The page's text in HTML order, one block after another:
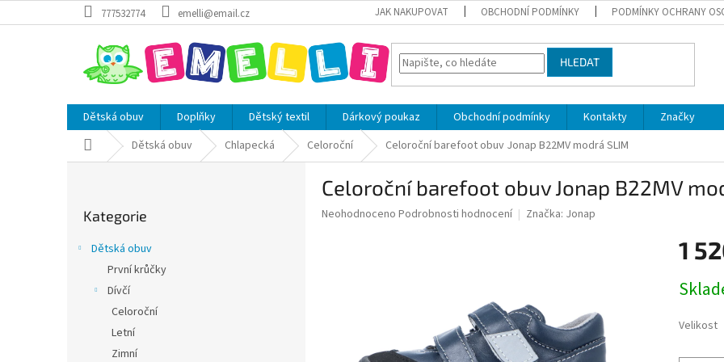
na
777532774 emelli@email.cz JAK NAKUPOVAT OBCHODNÍ PODMÍNKY PODMÍNKY OCHRANY
HLEDAT
Dětská obuv Doplňky Dětský textil Dárkový poukaz Obchodní podmínky Kontakty
Značky
Domů Dětská obuv Chlapecká Celoroční Celoroční barefoot obuv Jonap B22MV modrá SLIM
kategorie
Kategorie
Dětská obuv
První krůčky
Dívčí
Celoroční
Letní
Zimní
Celoroční barefoot obuv Jonap B22MV
Průměrné
Neohodnoceno Podrobnosti hodnocení Značka: Jonap
1
cena:
Velikost